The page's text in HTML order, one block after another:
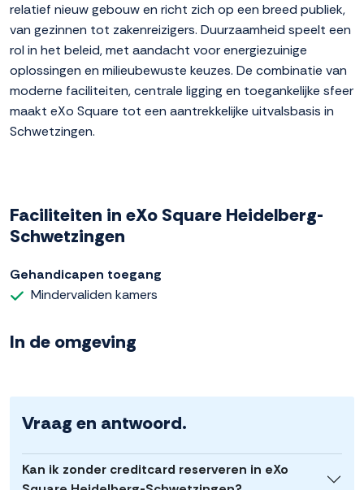
relatief nieuw gebouw en richt zich op een breed publiek,
van gezinnen tot zakenreizigers. Duurzaamheid speelt een
rol in het beleid, met aandacht voor energiezuinige
oplossingen en milieubewuste keuzes. De combinatie van
moderne faciliteiten, centrale ligging en toegankelijke sfeer
maakt eXo Square tot een aantrekkelijke uitvalsbasis in
Schwetzingen.
Faciliteiten in eXo Square Heidelberg-
Schwetzingen
Gehandicapen toegang
Mindervaliden kamers
In de omgeving
Vraag en antwoord.
Kan ik zonder creditcard reserveren in eXo